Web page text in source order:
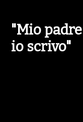
"Mio
io scrivo"